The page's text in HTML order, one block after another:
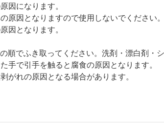
因になります。
原因となりますので使用しないでください
因となります。
でふき取ってください。洗剤・漂白剤・
手で引手を触ると腐食の原因となります。
がれの原因となる場合があります。